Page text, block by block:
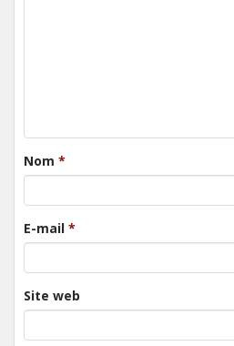
Nom *
E-mail *
Site web